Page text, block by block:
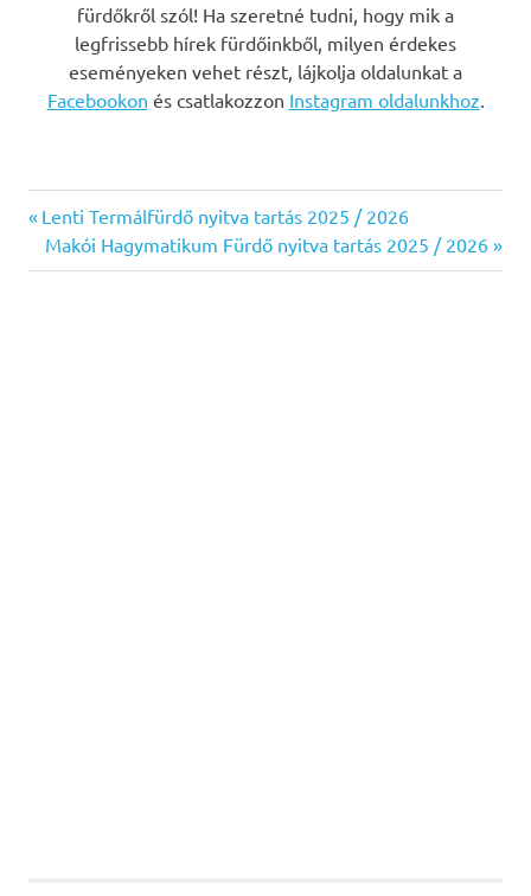
fürdőkről szól! Ha szeretné tudni, hogy mik a
legfrissebb hírek fürdőinkből, milyen érdekes
eseményeken vehet részt, lájkolja oldalunkat a
Facebookon és csatlakozzon Instagram oldalunkhoz
Bejegyzés
navigáció
Previous
Post:
Lenti Termálfürdő nyitva tartás 2025 / 2026
Next
Post:
Makói Hagymatikum Fürdő nyitva tartás 2025 / 2026